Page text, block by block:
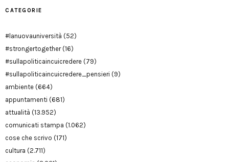
CATEGORIE
#lanuovauniversità (52)
#strongertogether(16)
#sullapoliticaincuicredere (79)
#sullapoliticaincuicredere_pensieri (9)
ambiente (664)
appuntamenti (681)
attualità (13.952)
comunicati stampa (1.062)
cose che scrivo (171)
cultura (2.711)